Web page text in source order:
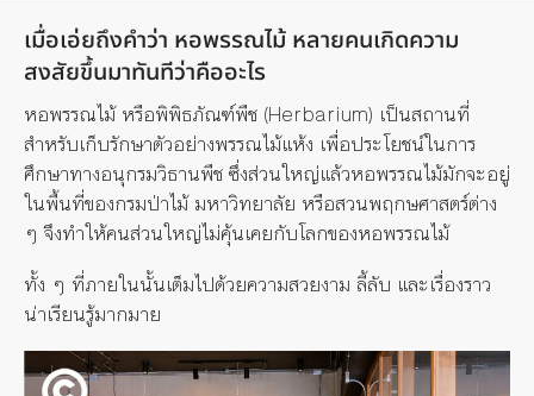
เมื่อเอ่ยถึงคำว่า หอพรรณไม้ หลายคนเกิดความ
สงสัยขึ้นมาทันทีว่าคืออะไร
หอพรรณไม้ หรือพิพิธภัณฑ์พืช (Herbarium) เป็นสถานที่
สำหรับเก็บรักษาตัวอย่างพรรณไม้แห้ง เพื่อประโยชน์ในการ
ศึกษาทางอนุกรมวิธานพืช ซึ่งส่วนใหญ่แล้วหอพรรณไม้มักจะอยู่
ในพื้นที่ของกรมป่าไม้ มหาวิทยาลัย หรือสวนพฤกษศาสตร์ต่าง
ๆ จึงทำให้คนส่วนใหญ่ไม่คุ้นเคยกับโลกของหอพรรณไม้
ทั้ง ๆ ที่ภายในนั้นเต็มไปด้วยความสวยงาม ลี้ลับ และเรื่องราว
น่าเรียนรู้มากมาย